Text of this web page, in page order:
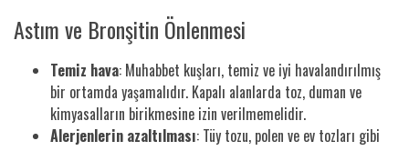
Astım ve Bronşitin Önlenmesi
Temiz hava: Muhabbet kuşları, temiz ve iyi havalandırılmış
bir ortamda yaşamalıdır. Kapalı alanlarda toz, duman ve
kimyasalların birikmesine izin verilmemelidir.
Alerjenlerin azaltılması: Tüy tozu, polen ve ev tozları gibi